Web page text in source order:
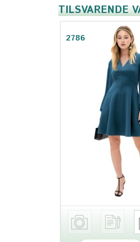
TILSVARENDE
2786